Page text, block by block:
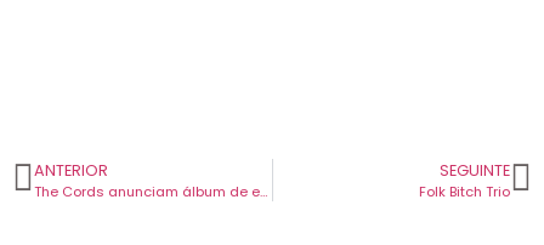
ANTERIOR
The Cords anunciam álbum de estreia. Indie-pop escocês tem data marcada para setembro.
SEGUINTE
Folk Bitch Trio